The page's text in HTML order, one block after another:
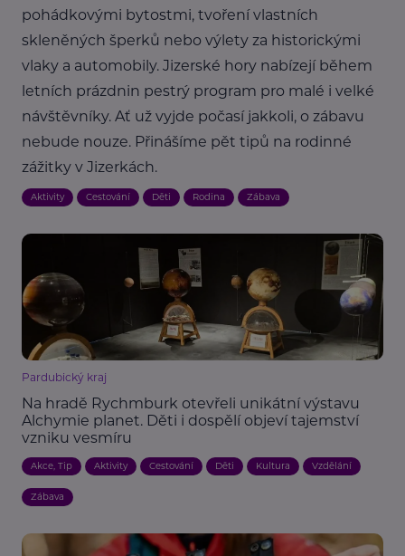
pohádkovými bytostmi, tvoření vlastních
skleněných šperků nebo výlety za historickými
vlaky a automobily. Jizerské hory nabízejí během
letních prázdnin pestrý program pro malé i velké
návštěvníky. Ať už vyjde počasí jakkoli, o zábavu
nebude nouze. Přinášíme pět tipů na rodinné
zážitky v Jizerkách.
Aktivity Cestování Děti Rodina Zábava
Pardubický kraj
Na hradě Rychmburk otevřeli unikátní výstavu
Alchymie planet. Děti i dospělí objeví tajemství
vzniku vesmíru
Akce, Tip Aktivity Cestování Děti Kultura Vzdělání
Zábava